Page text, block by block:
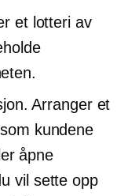
et lotteri av
Arranger et
kundene
åpne
vil sette opp